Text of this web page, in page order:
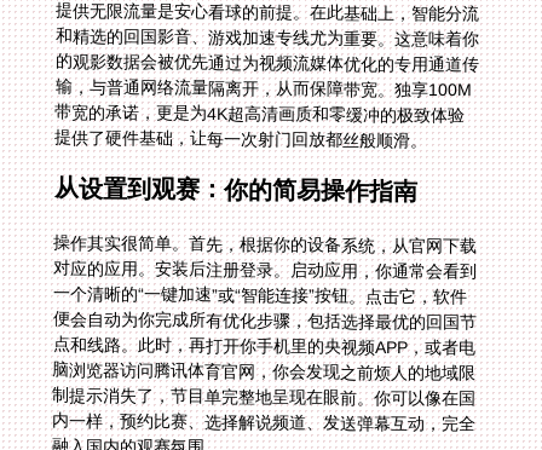
提供了硬件基础，让每一次射门回放都丝般顺滑。
从设置到观赛：你的简易操作指南
操作其实很简单。首先，根据你的设备系统，从官网下载
对应的应用。安装后注册登录。启动应用，你通常会看到
一个清晰的“一键加速”或“智能连接”按钮。点击它，软件
便会自动为你完成所有优化步骤，包括选择最优的回国节
点和线路。此时，再打开你手机里的央视频APP，或者电
脑浏览器访问腾讯体育官网，你会发现之前烦人的地域限
制提示消失了，节目单完整地呈现在眼前。你可以像在国
内一样，预约比赛、选择解说频道、发送弹幕互动，完全